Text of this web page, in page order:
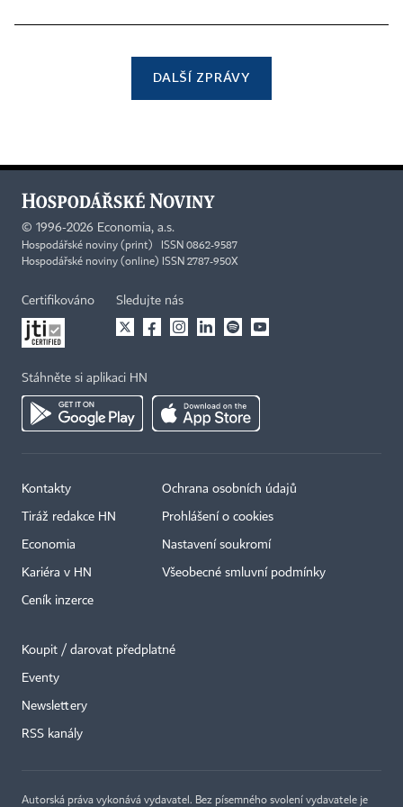
DALŠÍ ZPRÁVY
© 1996-2026 Economia, a.s.
Hospodářské noviny (print) ISSN 0862-9587
Hospodářské noviny (online) ISSN 2787-950X
Certifikováno Sledujte nás
Stáhněte si aplikaci HN
Kontakty
Tiráž redakce HN
Economia
Kariéra v HN
Ceník inzerce
Ochrana osobních údajů
Prohlášení o cookies
Nastavení soukromí
Všeobecné smluvní podmínky
Koupit / darovat předplatné
Eventy
Newslettery
RSS kanály
Autorská práva vykonává vydavatel. Bez písemného svolení vydavatele je